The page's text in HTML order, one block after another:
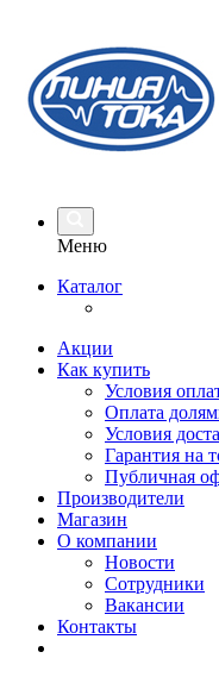
Меню
Каталог
Акции
Как купить
Условия
Оплата
Условия
Гарантия на
Публичная
Производители
Магазин
О компании
Новости
Сотрудники
Вакансии
Контакты